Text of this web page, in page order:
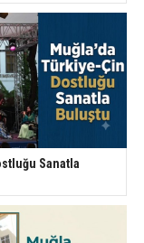
Sanatla